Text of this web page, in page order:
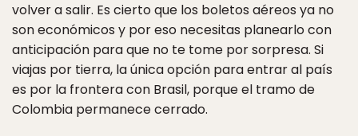
volver a salir. Es cierto que los boletos aéreos ya no
son económicos y por eso necesitas planearlo con
anticipación para que no te tome por sorpresa. Si
viajas por tierra, la única opción para entrar al país
es por la frontera con Brasil, porque el tramo de
Colombia permanece cerrado.